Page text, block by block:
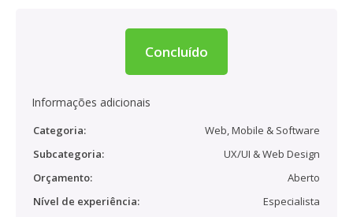
Concluído
Informações adicionais
Categoria:
Web, Mobile & Software
Subcategoria:
UX/UI & Web Design
Orçamento:
Aberto
Nível de experiência:
Especialista